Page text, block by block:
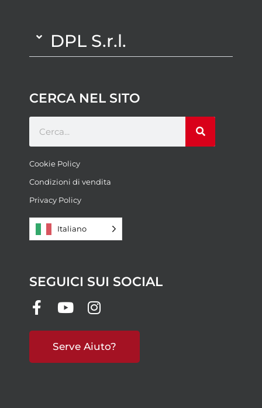
DPL S.r.l.
CERCA NEL SITO
Cookie Policy
Condizioni di vendita
Privacy Policy
Italiano
SEGUICI SUI SOCIAL
Serve Aiuto?